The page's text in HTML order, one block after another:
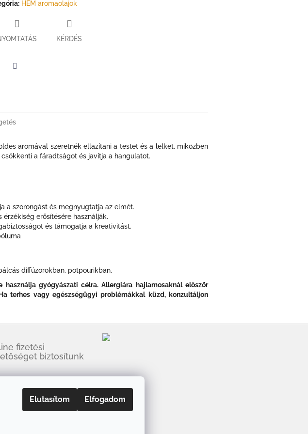
Elutasítom Elfogadom
: HEM aromaolajok
KÉRDÉS
aromával szeretnék ellazítani a testet és a lelket, miközben
a fáradtságot és javítja a hangulatot.
a szorongást és megnyugtatja az elmét.
erősítésére használják.
és támogatja a kreativitást.
diffúzorokban, potpourikban.
gyógyászati célra. Allergiára hajlamosaknál először
terhes vagy egészségügyi problémákkal küzd, konzultáljon
fizetési
biztosítunk